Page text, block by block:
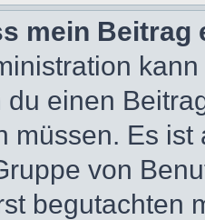
mein
du einen
müssen. Es
von
begutachten